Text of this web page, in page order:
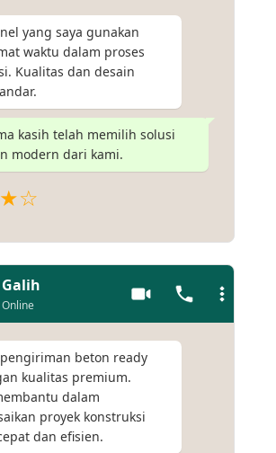
yang saya gunakan
waktu dalam proses
Kualitas dan desain
kasih telah memilih solusi
modern dari kami.
Galih
Online
beton ready
kualitas premium.
dalam
proyek konstruksi
dan efisien.